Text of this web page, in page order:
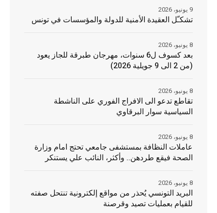
تشكـّل العقيدة الأمنية للدولة والمؤسسات في تونس
9 يونيو، 2026
بعد كسوف ل6 سنوات، مهرجان طبرقة للجاز يعود
(من 2 الى 9 جويلية 2026)
8 يونيو، 2026
تقاطع تدعو الى الافراج الفوري على الناشطة
السياسية سوار البرقاوي
8 يونيو، 2026
عاملات النظافة بمستشفى جامعي تحتج امام وزارة
الصحة فيقع طردهن.. وأكثر، النائب علي يستنكر
8 يونيو، 2026
البريد التونسي يُحذر من مواقع إلكترونية تنتحل صفته
للقيام بعمليات تصيد وقرصنة
8 يونيو، 2026